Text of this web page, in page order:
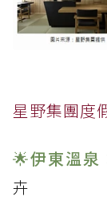
星野集團度
🌟伊東溫泉
卉